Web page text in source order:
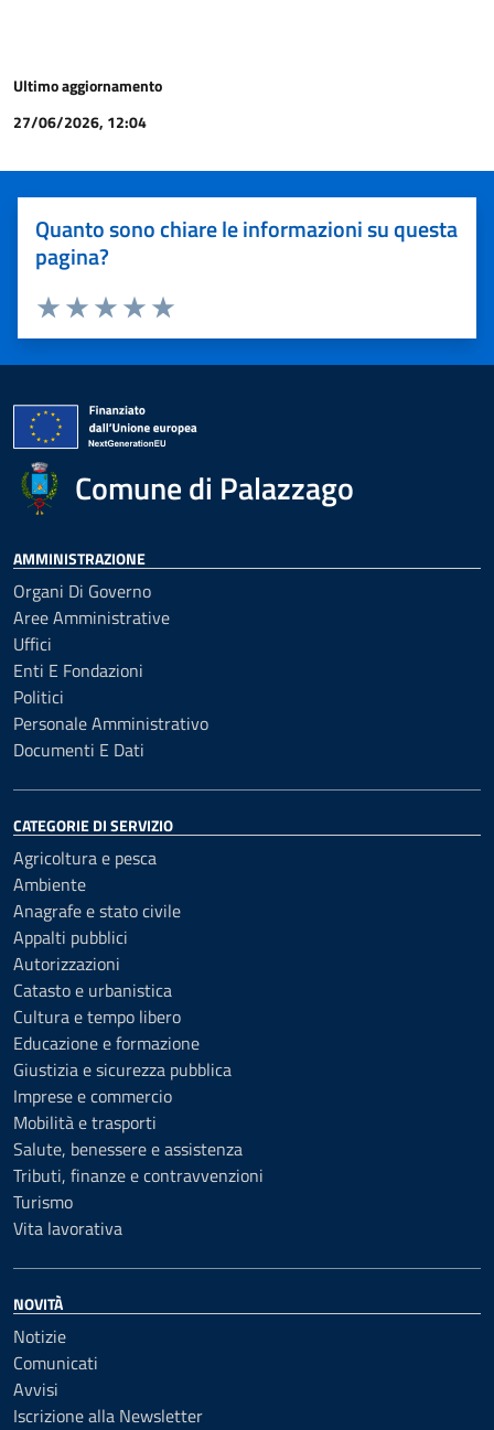
Ultimo aggiornamento
27/06/2026, 12:04
Quanto sono chiare le informazioni su questa
pagina?
Valuta 5 stelle su 5
Valuta 4 stelle su 5
Valuta 3 stelle su 5
Valuta 2 stelle su 5
Valuta 1 stelle su 5
Comune di Palazzago
AMMINISTRAZIONE
Organi Di Governo
Aree Amministrative
Uffici
Enti E Fondazioni
Politici
Personale Amministrativo
Documenti E Dati
CATEGORIE DI SERVIZIO
Agricoltura e pesca
Ambiente
Anagrafe e stato civile
Appalti pubblici
Autorizzazioni
Catasto e urbanistica
Cultura e tempo libero
Educazione e formazione
Giustizia e sicurezza pubblica
Imprese e commercio
Mobilità e trasporti
Salute, benessere e assistenza
Tributi, finanze e contravvenzioni
Turismo
Vita lavorativa
NOVITÀ
Notizie
Comunicati
Avvisi
Iscrizione alla Newsletter